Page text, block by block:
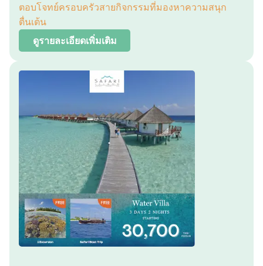
ตอบโจทย์ครอบครัวสายกิจกรรมที่มองหาความสนุก
ตื่นเต้น
ดูรายละเอียดเพิ่มเติม